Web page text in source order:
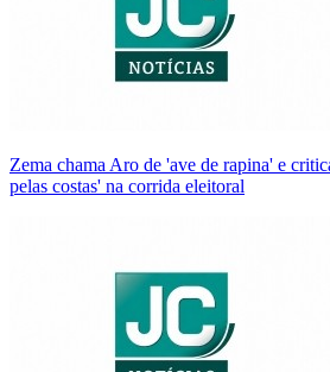
Zema chama Aro de 'ave de rapina' e
pelas costas' na corrida eleitoral